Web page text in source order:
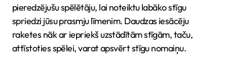
pieredzējušu spēlētāju, lai noteiktu labāko stīgu
spriedzi jūsu prasmju līmenim. Daudzas iesācēju
raketes nāk ar iepriekš uzstādītām stīgām, taču,
attīstoties spēlei, varat apsvērt stīgu nomaiņu.